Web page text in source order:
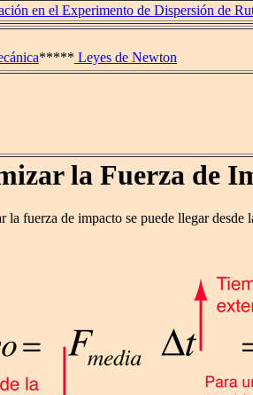
en el Experimento de Dispersión de
***** Leyes de Newton
la Fuerza de
la fuerza de impacto se puede llegar